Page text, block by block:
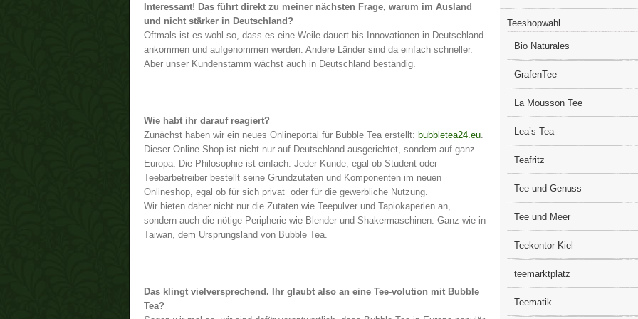
Interessant! Das führt direkt zu meiner nächsten Frage, warum im Ausland
und nicht stärker in Deutschland?
Oftmals ist es wohl so, dass es eine Weile dauert bis Innovationen in Deutschland
ankommen und aufgenommen werden. Andere Länder sind da einfach schneller.
Aber unser Kundenstamm wächst auch in Deutschland beständig.
Wie habt ihr darauf reagiert?
Zunächst haben wir ein neues Onlineportal für Bubble Tea erstellt: bubbletea24.eu.
Dieser Online-Shop ist nicht nur auf Deutschland ausgerichtet, sondern auf ganz
Europa. Die Philosophie ist einfach: Jeder Kunde, egal ob Student oder
Teebarbetreiber bestellt seine Grundzutaten und Komponenten im neuen
Onlineshop, egal ob für sich privat oder für die gewerbliche Nutzung.
Wir bieten daher nicht nur die Zutaten wie Teepulver und Tapiokaperlen an,
sondern auch die nötige Peripherie wie Blender und Shakermaschinen. Ganz wie in
Taiwan, dem Ursprungsland von Bubble Tea.
Das klingt vielversprechend. Ihr glaubt also an eine Tee-volution mit Bubble
Tea?
Teeshopwahl
Bio Naturales
GrafenTee
La Mousson Tee
Lea’s Tea
Teafritz
Tee und Genuss
Tee und Meer
Teekontor Kiel
teemarktplatz
Teematik